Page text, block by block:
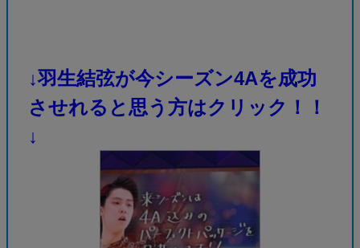
↓羽生結弦が今シーズン4Aを成功
させれると思う方はクリック！！
↓